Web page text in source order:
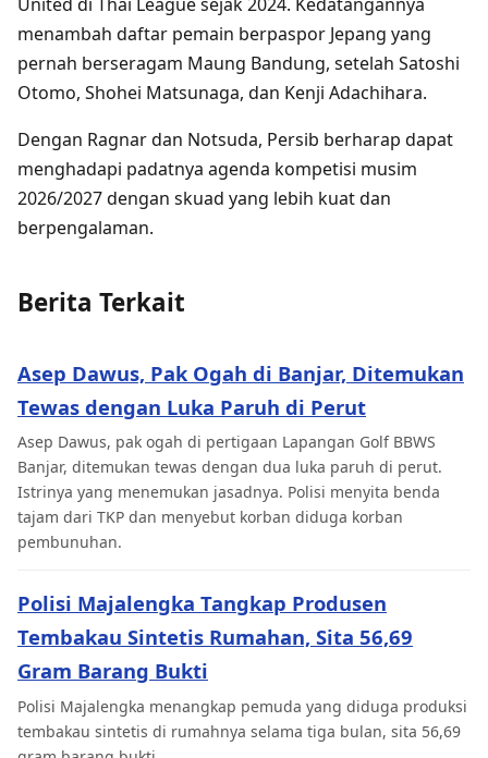
menambah daftar pemain berpaspor Jepang yang
pernah berseragam Maung Bandung, setelah Satoshi
Otomo, Shohei Matsunaga, dan Kenji Adachihara.
Dengan Ragnar dan Notsuda, Persib berharap dapat
menghadapi padatnya agenda kompetisi musim
2026/2027 dengan skuad yang lebih kuat dan
berpengalaman.
Berita Terkait
Asep Dawus, Pak Ogah di Banjar, Ditemukan
Tewas dengan Luka Paruh di Perut
Asep Dawus, pak ogah di pertigaan Lapangan Golf BBWS
Banjar, ditemukan tewas dengan dua luka paruh di perut.
Istrinya yang menemukan jasadnya. Polisi menyita benda
tajam dari TKP dan menyebut korban diduga korban
pembunuhan.
Polisi Majalengka Tangkap Produsen
Tembakau Sintetis Rumahan, Sita 56,69
Gram Barang Bukti
Polisi Majalengka menangkap pemuda yang diduga produksi
tembakau sintetis di rumahnya selama tiga bulan, sita 56,69